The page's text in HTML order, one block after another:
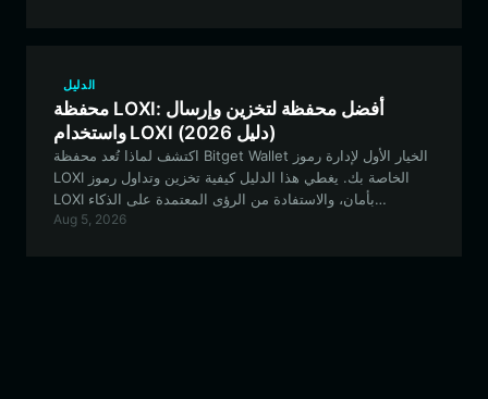
الدليل
محفظة LOXI: أفضل محفظة لتخزين وإرسال
واستخدام LOXI (دليل 2026)
اكتشف لماذا تُعد محفظة Bitget Wallet الخيار الأول لإدارة رموز
LOXI الخاصة بك. يغطي هذا الدليل كيفية تخزين وتداول رموز
LOXI بأمان، والاستفادة من الرؤى المعتمدة على الذكاء
Aug 5, 2026